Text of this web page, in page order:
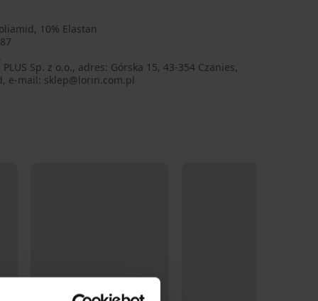
10% Elastan
PLUS Sp. z o.o., adres: Górska 15, 43-354 Czanies,
e-mail: sklep@lorin.com.pl